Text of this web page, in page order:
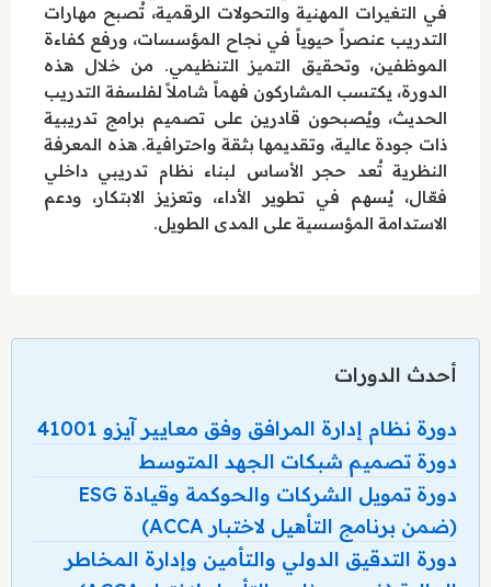
في التغيرات المهنية والتحولات الرقمية، تُصبح مهارات
التدريب عنصراً حيوياً في نجاح المؤسسات، ورفع كفاءة
الموظفين، وتحقيق التميز التنظيمي. من خلال هذه
الدورة، يكتسب المشاركون فهماً شاملاً لفلسفة التدريب
الحديث، ويُصبحون قادرين على تصميم برامج تدريبية
ذات جودة عالية، وتقديمها بثقة واحترافية. هذه المعرفة
النظرية تُعد حجر الأساس لبناء نظام تدريبي داخلي
فعّال، يُسهم في تطوير الأداء، وتعزيز الابتكار، ودعم
الاستدامة المؤسسية على المدى الطويل.
أحدث الدورات
دورة نظام إدارة المرافق وفق معايير آيزو 41001
دورة تصميم شبكات الجهد المتوسط
دورة تمويل الشركات والحوكمة وقيادة ESG
(ضمن برنامج التأهيل لاختبار ACCA)
دورة التدقيق الدولي والتأمين وإدارة المخاطر